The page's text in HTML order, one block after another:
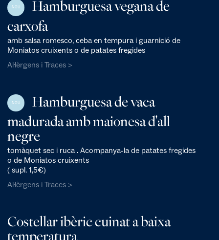
NOU
Hamburguesa vegana de
carxofa
amb salsa romesco, ceba en tempura i guarnició de
Moniatos cruixents o de patates fregides
Al·lèrgens i Traces >
NOU
Hamburguesa de vaca
madurada amb maionesa d'all
negre
tomàquet sec i ruca . Acompanya-la de patates fregides
o de Moniatos cruixents
( supl. 1,5€)
Al·lèrgens i Traces >
Costellar ibèric cuinat a baixa
temperatura